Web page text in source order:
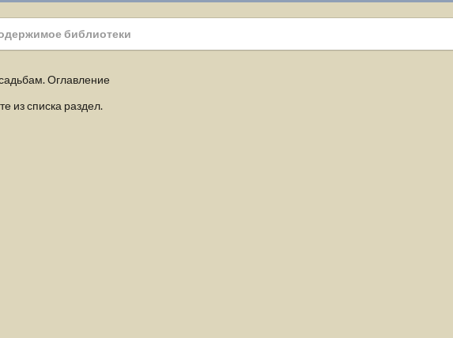
библиотеки
Оглавление
из списка раздел.